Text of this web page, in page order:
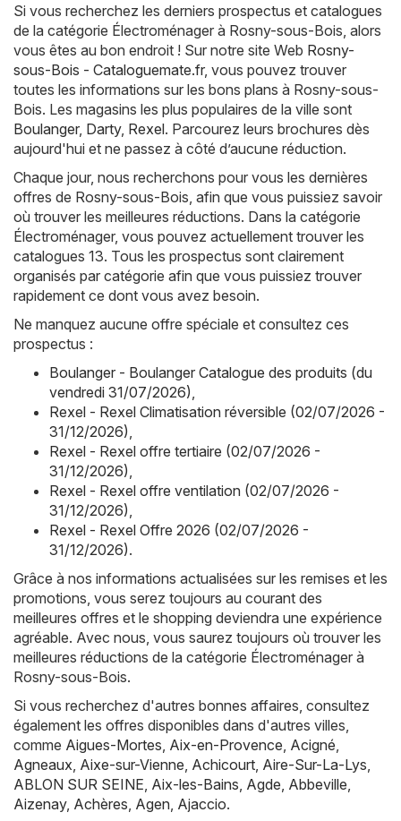
Si vous recherchez les derniers prospectus et catalogues
de la catégorie Électroménager à Rosny-sous-Bois, alors
vous êtes au bon endroit ! Sur notre site Web Rosny-
sous-Bois - Cataloguemate.fr, vous pouvez trouver
toutes les informations sur les bons plans à Rosny-sous-
Bois. Les magasins les plus populaires de la ville sont
Boulanger, Darty, Rexel. Parcourez leurs brochures dès
aujourd'hui et ne passez à côté d’aucune réduction.
Chaque jour, nous recherchons pour vous les dernières
offres de Rosny-sous-Bois, afin que vous puissiez savoir
où trouver les meilleures réductions. Dans la catégorie
Électroménager, vous pouvez actuellement trouver les
catalogues 13. Tous les prospectus sont clairement
organisés par catégorie afin que vous puissiez trouver
rapidement ce dont vous avez besoin.
Ne manquez aucune offre spéciale et consultez ces
prospectus :
Boulanger - Boulanger Catalogue des produits (du
vendredi 31/07/2026)
Rexel - Rexel Climatisation réversible (02/07/2026 -
31/12/2026)
Rexel - Rexel offre tertiaire (02/07/2026 -
31/12/2026)
Rexel - Rexel offre ventilation (02/07/2026 -
31/12/2026)
Rexel - Rexel Offre 2026 (02/07/2026 -
31/12/2026).
Grâce à nos informations actualisées sur les remises et les
promotions, vous serez toujours au courant des
meilleures offres et le shopping deviendra une expérience
agréable. Avec nous, vous saurez toujours où trouver les
meilleures réductions de la catégorie Électroménager à
Rosny-sous-Bois.
Si vous recherchez d'autres bonnes affaires, consultez
également les offres disponibles dans d'autres villes,
comme Aigues-Mortes Aix-en-Provence Acigné
Agneaux Aixe-sur-Vienne Achicourt Aire-Sur-La-Lys
ABLON SUR SEINE Aix-les-Bains Agde Abbeville
Aizenay, Achères Agen Ajaccio.